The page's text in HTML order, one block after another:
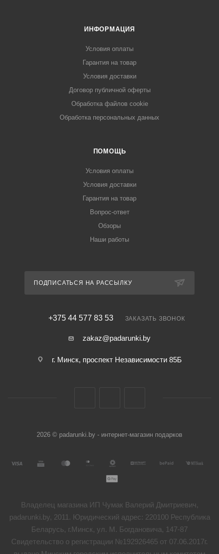
ИНФОРМАЦИЯ
Условия оплаты
Гарантия на товар
Условия доставки
Договор публичной оферты
Обработка файлов cookie
Обработка персональных данных
ПОМОЩЬ
Условия оплаты
Условия доставки
Гарантия на товар
Вопрос-ответ
Обзоры
Наши работы
ПОДПИСАТЬСЯ НА РАССЫЛКУ
+375 44 577 83 53 ЗАКАЗАТЬ ЗВОНОК
zakaz@padarunki.by
г. Минск, проспект Независимости 85Б
2026 © padarunki.by - интернет-магазин подарков
Владелец магазина ИП Чумак Валерий Дмитриевич,
padarunki.by, 2011. Юридический адрес: 220100 Республика
Беларусь, г.Минск, ул. М. Богдановича, 147-87
Свидетельство о регистрации №192926465 от 07.06.2017г.